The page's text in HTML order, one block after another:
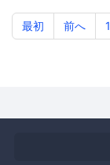
最初
前へ 1